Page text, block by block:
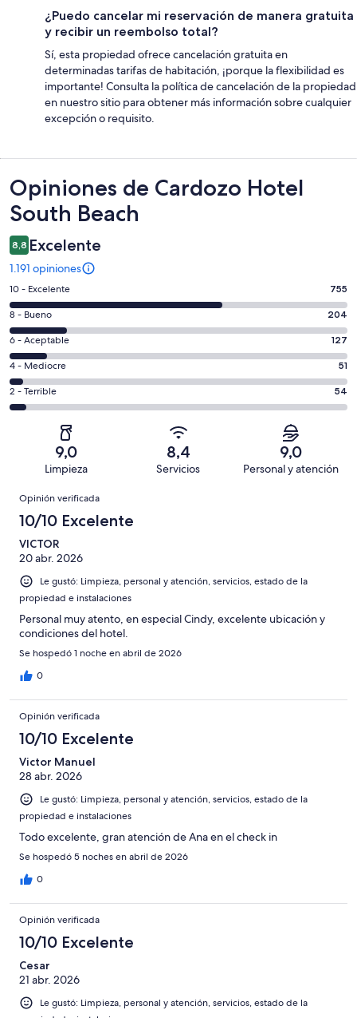
¿Puedo cancelar mi reservación de manera gratuita
y recibir un reembolso total?
Sí, esta propiedad ofrece cancelación gratuita en
determinadas tarifas de habitación, ¡porque la flexibilidad es
importante! Consulta la política de cancelación de la propiedad
en nuestro sitio para obtener más información sobre cualquier
excepción o requisito.
Opiniones
Opiniones de Cardozo Hotel
South Beach
8,8 Excelente
1.191 opiniones
Evaluación:
10
-
Excelente.
755
de
1191
opiniones
10 - Excelente 755
Evaluación:
8
-
Bueno.
204
de
opiniones
8 - Bueno 204
Evaluación:
6
-
Aceptable.
127
opiniones
6 - Aceptable 127
Evaluación:
4
-
4 - Mediocre 51
Evaluación:
2
1191
2 - Terrible 54
9,0
Limpieza
8,4
Servicios
9,0
Personal y atención
Opiniones
Opinión verificada
10/10 Excelente
VICTOR
20 abr. 2026
Le gustó: Limpieza, personal y atención, servicios, estado de la
propiedad e instalaciones
Personal muy atento, en especial Cindy, excelente ubicación y
condiciones del hotel.
Se hospedó 1 noche en abril de 2026
0
Opinión verificada
10/10 Excelente
Victor Manuel
28 abr. 2026
Le gustó: Limpieza, personal y atención, servicios, estado de la
propiedad e instalaciones
Todo excelente, gran atención de Ana en el check in
Se hospedó 5 noches en abril de 2026
0
Opinión verificada
10/10 Excelente
Cesar
21 abr. 2026
Le gustó: Limpieza, personal y atención, servicios, estado de la